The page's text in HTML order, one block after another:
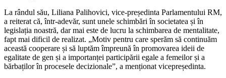
La rândul său, Liliana Palihovici, vice-președinta Parlamentului RM,
a reiterat că, într-adevăr, sunt unele schimbări în societatea și în
legislația noastră, dar mai este de lucru la schimbarea de mentalitate,
fapt mai dificil de realizat. „Motiv pentru care sperăm să continuăm
această coope­rare și să luptăm împreună în promovarea ideii de
egalitate de gen și a importanței participării egale a femeilor și a
bărbaților în procesele decizionale”, a menționat vicepreședinta.